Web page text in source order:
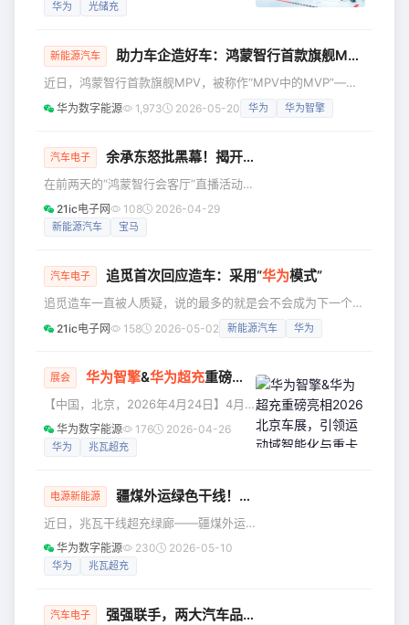
大质量金奖”多项行业重磅奖项，全面展
现场，华为超充展示面向多场景的丰富
产品矩阵。针对乘用车市场，“一秒一公
大支持800A输出，搭配单枪40
华为 光储充
新能源汽车 助力车企造好车：鸿蒙智行首款旗舰MPV智界V9全系搭载
近日，鸿蒙智行首款旗舰MPV，被称作“MPV中的MVP”——
智界V9正式上市。智界V9全系搭载华为智擎（HUAWEI
DriveONE）黄金增程动力平台。华为智擎以92%的综合发电
内外双220V电源等技术，助力智界V9打造更舒适驾乘体验。
机，综合发电效率达92%，其中智界V9 Max版本
华为数字能源 1,973 2026-05-20 华为 华为智擎
汽车电子 余承东怒批黑幕！揭开享界S9麋鹿测试真相
在前两天的“鸿蒙智行会客厅”直播活动
中，华为常务董事、终端BG董事长余承
东首次公开回应享界S9麋鹿测试争议，
优秀，但部分测试方在测试过程中采取
胎拧掉/松掉、一开车把轮子开丢掉，并
且还干了各种很多这样的事”。 他披露了
研究中心（中汽中心）认证，享界S9麋
鹿
21ic电子网 108 2026-04-29
新能源汽车 宝马
汽车电子 追觅首次回应造车：采用“华为模式”
追觅造车一直被人质疑，说的最多的就是会不会成为下一个乐
视。尤其是追觅以清洁家电起家，对于造车跨度还是非常大
独立展位及豪华产品阵容亮相。近日，追觅在美国硅谷举办
DREAME NEXT 全球发布会，正式发布高端新能源品牌“星空
计划”。 在发布会期间，追觅星空计划总裁马俊野首次公开回
应
21ic电子网 158 2026-05-02 新能源汽车 华为
展会 华为智擎&华为超充重磅亮相2026北京车展，引领运动域智能化与重卡超充化
【中国，北京，2026年4月24日】4月
24日-5月3日，第十九届北京国际汽车
展览会（以下简称：北京车展）在中国
馆W307展位，华为智擎和华为超充携全
展会首秀，智能汽车运动域解决方案助
力汽车电动化升级 此次北京车展期间，
华为智擎展示了运动域融合为城市通
场景带
华为数字能源 176 2026-04-26
华为 兆瓦超充
电源新能源 疆煤外运绿色干线！ 华为
近日，兆瓦干线超充绿廊——疆煤外运
现场会在甘肃成功举办。华为数字能源
携手超充联盟伙伴成功完成疆煤外运路
案，以“5分钟百公里*”的高效补能方
华为数字能源 230 2026-05-10
华为 兆瓦超充
汽车电子 强强联手，两大汽车品牌战略性整合！